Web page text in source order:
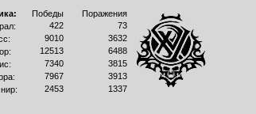
Победы
Поражения
422
73
9010
3632
12513
6488
7340
3815
7967
3913
2453 1337